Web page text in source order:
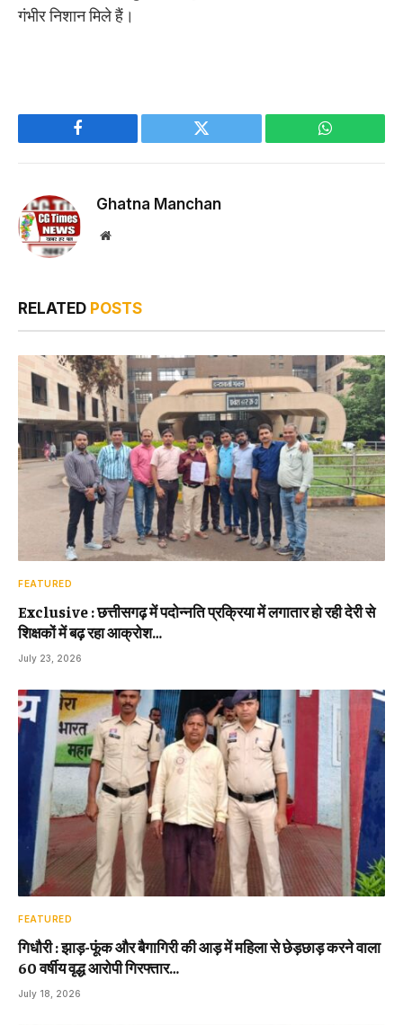
गंभीर निशान मिले हैं।
Facebook Twitter WhatsApp
Ghatna Manchan
Website
RELATED POSTS
FEATURED
Exclusive : छत्तीसगढ़ में पदोन्नति प्रक्रिया में लगातार हो रही देरी से
शिक्षकों में बढ़ रहा आक्रोश…
July 23, 2026
FEATURED
गिधौरी : झाड़-फूंक और बैगागिरी की आड़ में महिला से छेड़छाड़ करने वाला
60 वर्षीय वृद्ध आरोपी गिरफ्तार…
July 18, 2026